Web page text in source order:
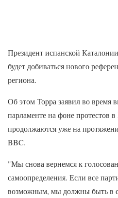
Президент испанской
будет добиваться нового
региона.
Об этом Торра заявил во время
парламенте на фоне протестов
продолжаются уже на
BBC.
"Мы снова вернемся к
самоопределения. Если все
возможным, мы должны быть в